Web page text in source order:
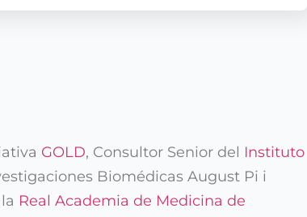
GOLD, Consultor Senior del Instituto
Biomédicas August Pi i
Real Academia de Medicina de